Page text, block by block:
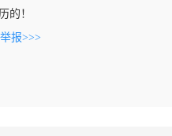
的！
报>>>